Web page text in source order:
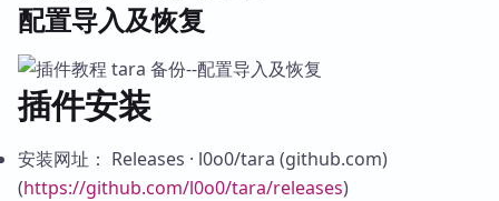
配置导入及恢复
插件安装
安装网址： Releases · l0o0/tara (github.com)
(https://github.com/l0o0/tara/releases)